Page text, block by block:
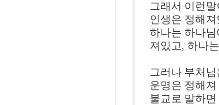
그래서 이런
인생은 정해
하나는 하나
져있고, 하나
그러나 부처
운명은 정해
불교로 말하